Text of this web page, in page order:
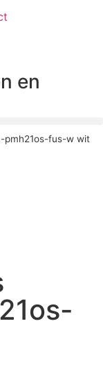
en
pmh21os-fus-w wit